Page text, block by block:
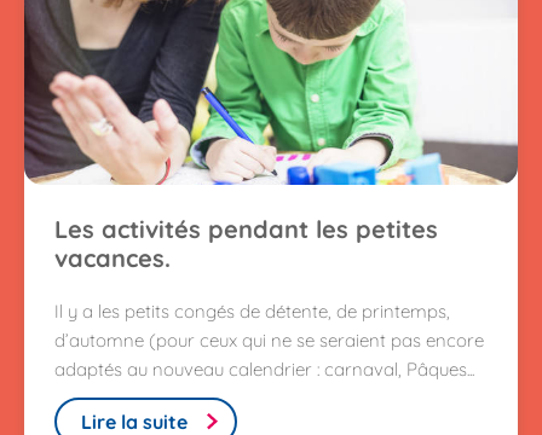
Les activités pendant les petites
vacances.
Il y a les petits congés de détente, de printemps,
d’automne (pour ceux qui ne se seraient pas encore
adaptés au nouveau calendrier : carnaval, Pâques...
Lire la suite